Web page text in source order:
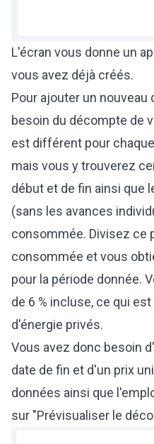
L'écran vous donne un
vous avez déjà créés.
Pour ajouter un nouveau
besoin du décompte de
est différent pour
mais vous y trouverez
début et de fin ainsi que
(sans les avances
consommée. Divisez ce
consommée et vous
pour la période donnée.
de 6 % incluse, ce qui
d'énergie privés.
Vous avez donc besoin
date de fin et d'un prix
données ainsi que
sur "Prévisualiser le